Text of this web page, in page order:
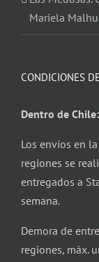
Mariela
CONDICIONES
Dentro de Chile:
Los envíos en
regiones se
entregados a
semana.
Demora de
regiones, máx.